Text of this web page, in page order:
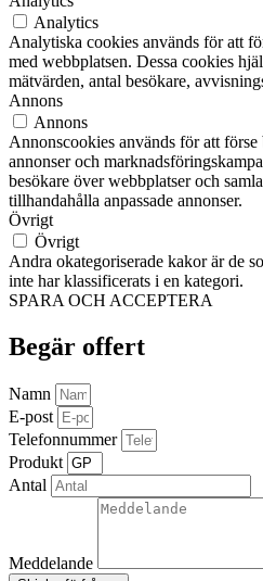
Analytics
Analytiska cookies används för att
med webbplatsen. Dessa cookies
mätvärden, antal besökare,
Annons
Annons
Annonscookies används för att förse
annonser och
besökare över webbplatser och
tillhandahålla anpassade annonser.
Övrigt
Övrigt
Andra okategoriserade kakor är de
inte har klassificerats i en kategori.
SPARA OCH ACCEPTERA
Begär offert
Namn
E-post
Telefonnummer
Produkt
Antal
Meddelande